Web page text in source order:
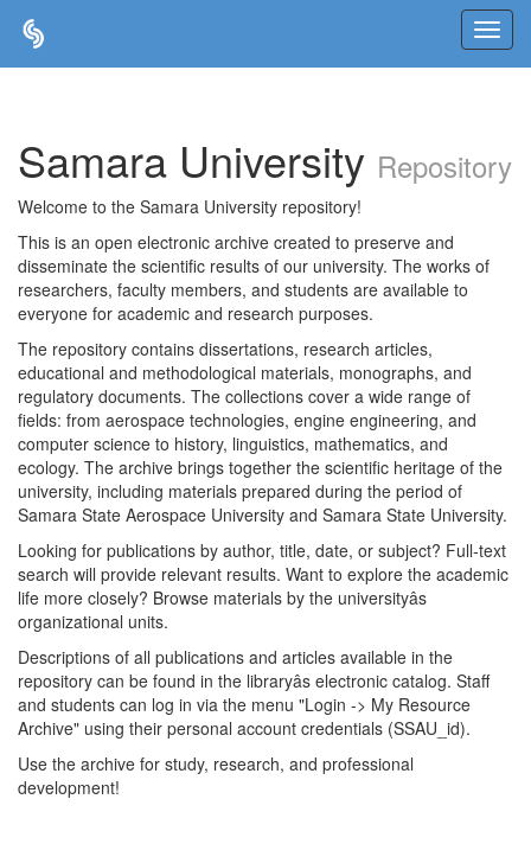
Samara University Repository
Welcome to the Samara University repository!
This is an open electronic archive created to preserve and
disseminate the scientific results of our university. The works of
researchers, faculty members, and students are available to
everyone for academic and research purposes.
The repository contains dissertations, research articles,
educational and methodological materials, monographs, and
regulatory documents. The collections cover a wide range of
fields: from aerospace technologies, engine engineering, and
computer science to history, linguistics, mathematics, and
ecology. The archive brings together the scientific heritage of the
university, including materials prepared during the period of
Samara State Aerospace University and Samara State University.
Looking for publications by author, title, date, or subject? Full-text
search will provide relevant results. Want to explore the academic
life more closely? Browse materials by the universityâs
organizational units.
Descriptions of all publications and articles available in the
repository can be found in the libraryâs electronic catalog. Staff
and students can log in via the menu "Login -> My Resource
Archive" using their personal account credentials (SSAU_id).
Use the archive for study, research, and professional
development!